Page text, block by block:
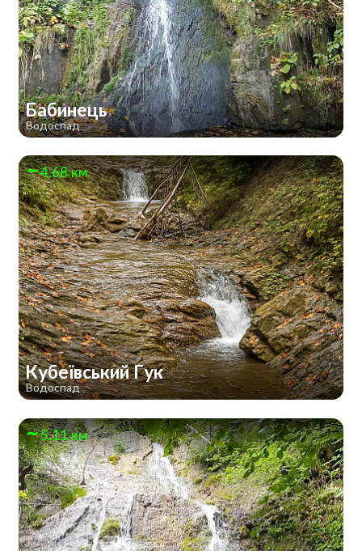
Бабинець
Водоспад
4.68 км
Кубеївський Гук
Водоспад
5.11 км